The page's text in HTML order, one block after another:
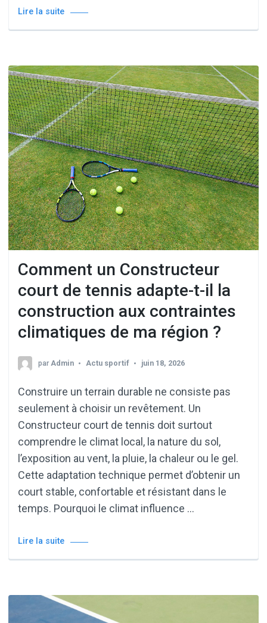
Lire la suite
Comment un Constructeur
court de tennis adapte-t-il la
construction aux contraintes
climatiques de ma région ?
par Admin Actu sportif juin 18, 2026
Construire un terrain durable ne consiste pas
seulement à choisir un revêtement. Un
Constructeur court de tennis doit surtout
comprendre le climat local, la nature du sol,
l’exposition au vent, la pluie, la chaleur ou le gel.
Cette adaptation technique permet d’obtenir un
court stable, confortable et résistant dans le
temps. Pourquoi le climat influence …
Lire la suite